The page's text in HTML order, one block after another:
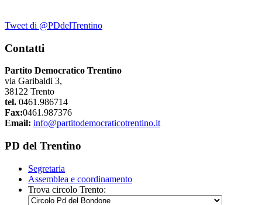
Tweet di @PDdelTrentino
Contatti
Partito Democratico Trentino
via Garibaldi 3,
38122 Trento
tel. 0461.986714
Fax:0461.987376
Email: info@partitodemocraticotrentino.it
PD del Trentino
Segretaria
Assemblea e coordinamento
Trova circolo Trento: